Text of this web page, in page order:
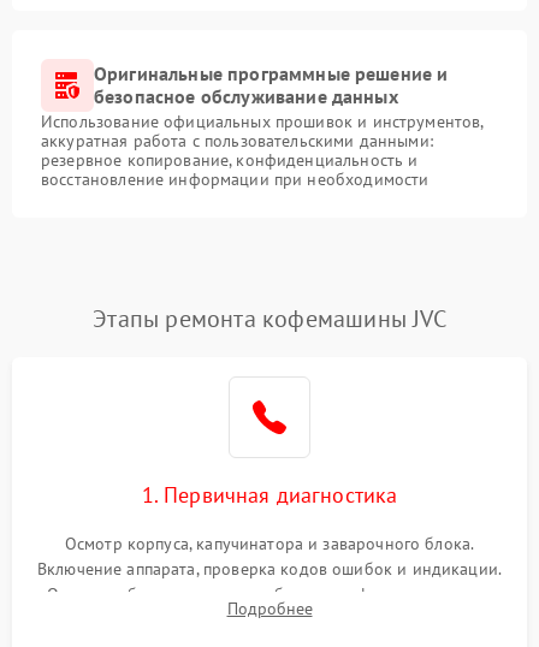
Оригинальные программные решение и
безопасное обслуживание данных
Использование официальных прошивок и инструментов,
аккуратная работа с пользовательскими данными:
резервное копирование, конфиденциальность и
восстановление информации при необходимости
Этапы ремонта кофемашины JVC
1. Первичная диагностика
Осмотр корпуса, капучинатора и заварочного блока.
Включение аппарата, проверка кодов ошибок и индикации.
Оценка работы помпы, термоблока и кофемолки на слух.
Измерение температуры и давления воды для выявления
Подробнее